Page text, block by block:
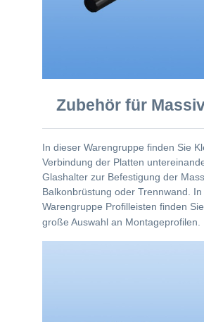
Zubehör für
In dieser Warengruppe finden Sie
Verbindung der Platten
Glashalter zur Befestigung der
Balkonbrüstung oder Trennwand.
Warengruppe Profilleisten finden
große Auswahl an Montageprofilen.